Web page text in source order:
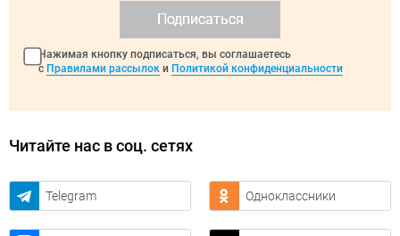
Подписаться
Нажимая кнопку подписаться, вы соглашаетесь
с Правилами рассылок и Политикой конфиденциальности
Читайте нас в соц. сетях
Telegram Одноклассники